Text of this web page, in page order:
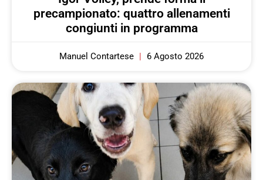
precampionato: quattro allenamenti
congiunti in programma
Manuel Contartese 6 Agosto 2026